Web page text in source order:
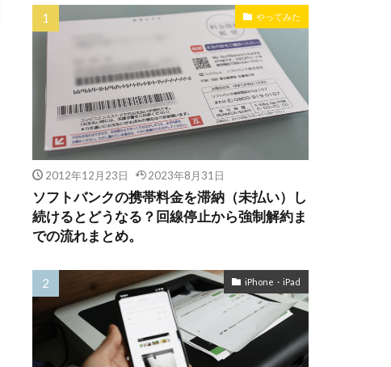
やってみた
2012年12月23日 2023年8月31日
ソフトバンクの携帯料金を滞納（未払い）し
続けるとどうなる？回線停止から強制解約ま
での流れまとめ。
iPhone・iPad